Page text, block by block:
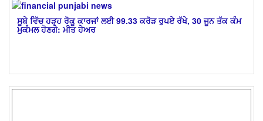
ਸੂਬੇ ਵਿੱਚ ਹੜ੍ਹ ਰੋਕੂ ਕਾਰਜਾਂ ਲਈ 99.33 ਕਰੋੜ ਰੁਪਏ ਰੱਖੇ, 30 ਜੂਨ ਤੱਕ ਕੰਮ
ਮੁਕੰਮਲ ਹੋਣਗੇ: ਮੀਤ ਹੇਅਰ